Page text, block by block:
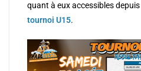
quant à eux accessibles depuis
tournoi U15.